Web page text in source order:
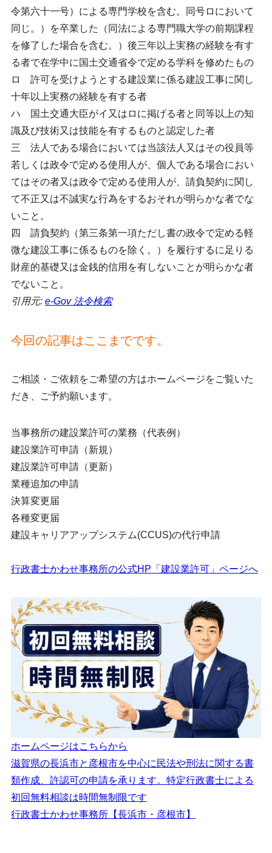
令第六十一号）による専門学校を含む。同号ロにおいて
同じ。）を卒業した（同法による専門職大学の前期課程
を修了した場合を含む。）後三年以上実務の経験を有す
る者で在学中に国土交通省令で定める学科を修めたもの
ロ 許可を受けようとする建設業に係る建設工事に関し
十年以上実務の経験を有する者
ハ 国土交通大臣がイ又はロに掲げる者と同等以上の知
識及び技術又は技能を有するものと認定した者
三 法人である場合においては当該法人又はその役員等
若しくは政令で定める使用人が、個人である場合におい
てはその者又は政令で定める使用人が、請負契約に関し
て不正又は不誠実な行為をするおそれが明らかな者でな
いこと。
四 請負契約（第三条第一項ただし書の政令で定める軽
微な建設工事に係るものを除く。）を履行するに足りる
財産的基礎又は金銭的信用を有しないことが明らかな者
でないこと。
引用元: e-Gov 法令検索
今回の記事はここまでです。
ご相談・ご依頼をご希望の方はホームページをご覧いた
だき、ご予約願います。
当事務所の建設業許可の業務（代表例）
建設業許可申請（新規）
建設業許可申請（更新）
業種追加の申請
決算変更届
各種変更届
建設キャリアアップシステム(CCUS)の代行申請
行政書士かわせ事務所の公式HP「建設業許可」ページへ
ホームページはこちらから
滋賀県の長浜市と彦根市を中心に民法や刑法に関する書
類作成、許認可の申請を承ります。特定行政書士による
初回無料相談は時間無制限です
行政書士かわせ事務所【長浜市・彦根市】